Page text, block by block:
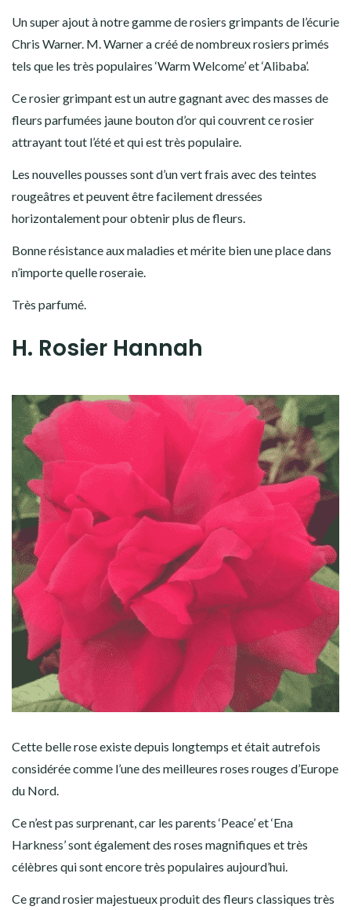
Un super ajout à notre gamme de rosiers grimpants de l’écurie
Chris Warner. M. Warner a créé de nombreux rosiers primés
tels que les très populaires ‘Warm Welcome’ et ‘Alibaba’.
Ce rosier grimpant est un autre gagnant avec des masses de
fleurs parfumées jaune bouton d’or qui couvrent ce rosier
attrayant tout l’été et qui est très populaire.
Les nouvelles pousses sont d’un vert frais avec des teintes
rougeâtres et peuvent être facilement dressées
horizontalement pour obtenir plus de fleurs.
Bonne résistance aux maladies et mérite bien une place dans
n’importe quelle roseraie.
Très parfumé.
H. Rosier Hannah
Cette belle rose existe depuis longtemps et était autrefois
considérée comme l’une des meilleures roses rouges d’Europe
du Nord.
Ce n’est pas surprenant, car les parents ‘Peace’ et ‘Ena
Harkness’ sont également des roses magnifiques et très
célèbres qui sont encore très populaires aujourd’hui.
Ce grand rosier majestueux produit des fleurs classiques très